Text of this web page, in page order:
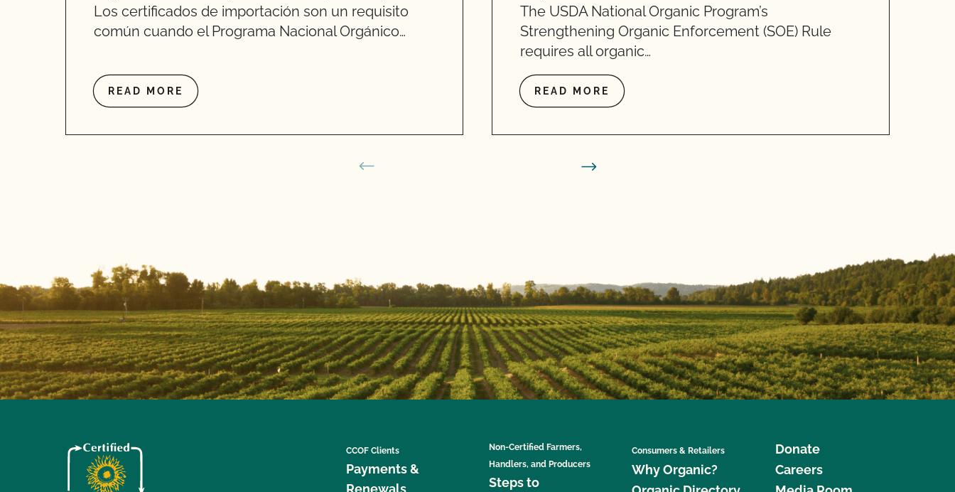
Los certificados de importación son un requisito
común cuando el Programa Nacional Orgánico…
READ MORE
The USDA National Organic Program’s
Strengthening Organic Enforcement (SOE) Rule
requires all organic…
READ MORE
CCOF Clients
Payments &
Renewals
Non-Certified Farmers,
Handlers, and Producers
Steps to
Consumers & Retailers
Why Organic?
Donate
Careers